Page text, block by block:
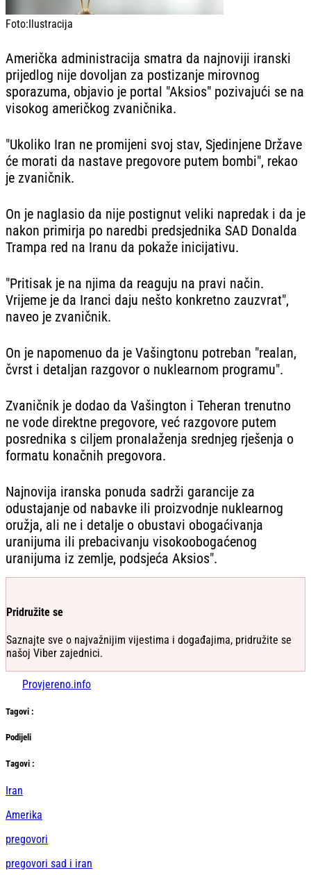
Foto:Ilustracija
Američka administracija smatra da najnoviji iranski
prijedlog nije dovoljan za postizanje mirovnog
sporazuma, objavio je portal "Aksios" pozivajući se na
visokog američkog zvaničnika.
"Ukoliko Iran ne promijeni svoj stav, Sjedinjene Države
će morati da nastave pregovore putem bombi", rekao
je zvaničnik.
On je naglasio da nije postignut veliki napredak i da je
nakon primirja po naredbi predsjednika SAD Donalda
Trampa red na Iranu da pokaže inicijativu.
"Pritisak je na njima da reaguju na pravi način.
Vrijeme je da Iranci daju nešto konkretno zauzvrat",
naveo je zvaničnik.
On je napomenuo da je Vašingtonu potreban "realan,
čvrst i detaljan razgovor o nuklearnom programu".
Zvaničnik je dodao da Vašington i Teheran trenutno
ne vode direktne pregovore, već razgovore putem
posrednika s ciljem pronalaženja srednjeg rješenja o
formatu konačnih pregovora.
Najnovija iranska ponuda sadrži garancije za
odustajanje od nabavke ili proizvodnje nuklearnog
oružja, ali ne i detalje o obustavi obogaćivanja
uranijuma ili prebacivanju visokoobogaćenog
uranijuma iz zemlje, podsjeća Aksios".
Pridružite se
Saznajte sve o najvažnijim vijestima i događajima, pridružite se
našoj Viber zajednici.
Provjereno.info
Tagovi :
Podijeli
Тagovi :
Iran
Amerika
pregovori
pregovori sad i iran